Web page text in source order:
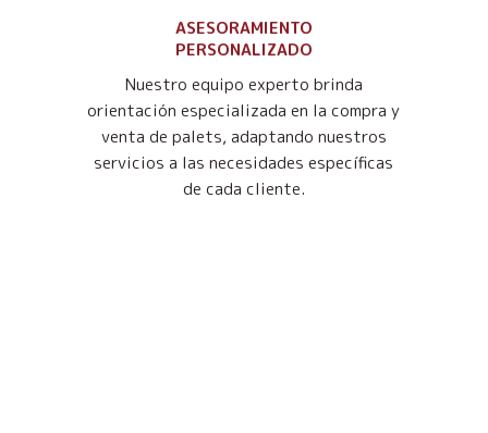
ASESORAMIENTO
PERSONALIZADO
Nuestro equipo experto brinda
orientación especializada en la compra y
venta de palets, adaptando nuestros
servicios a las necesidades específicas
de cada cliente.